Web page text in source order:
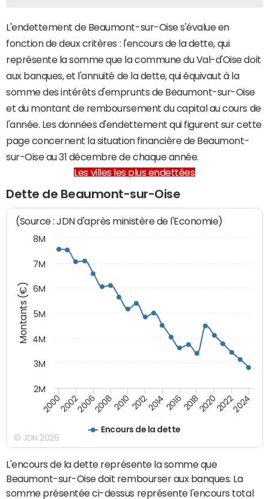
L'endettement de Beaumont-sur-Oise s'évalue en
fonction de deux critères : l'encours de la dette, qui
représente la somme que la commune du Val-d'Oise doit
aux banques, et l'annuité de la dette, qui équivaut à la
somme des intérêts d'emprunts de Beaumont-sur-Oise
et du montant de remboursement du capital au cours de
l'année. Les données d'endettement qui figurent sur cette
page concernent la situation financière de Beaumont-
sur-Oise au 31 décembre de chaque année.
Les villes les plus endettées
Dette de Beaumont-sur-Oise
Montants (€)
(Source : JDN d'après ministère de l'Economie)
Encours de la dette
20002002200620082010 2012201420162018202020222024
2M
3M
4M
5M
6M
7M
8M
© JDN 2026
L'encours de la dette représente la somme que
Beaumont-sur-Oise doit rembourser aux banques. La
somme présentée ci-dessus représente l'encours total